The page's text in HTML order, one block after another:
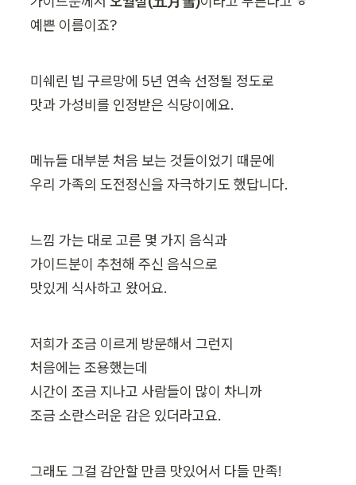
예쁜 이름이죠?
미쉐린 빕 구르망에 5년 연속 선정될 정도로
맛과 가성비를 인정받은 식당이에요.
메뉴들 대부분 처음 보는 것들이었기 때문에
우리 가족의 도전정신을 자극하기도 했답니다.
느낌 가는 대로 고른 몇 가지 음식과
가이드분이 추천해 주신 음식으로
맛있게 식사하고 왔어요.
저희가 조금 이르게 방문해서 그런지
처음에는 조용했는데
시간이 조금 지나고 사람들이 많이 차니까
조금 소란스러운 감은 있더라고요.
그래도 그걸 감안할 만큼 맛있어서 다들 만족!